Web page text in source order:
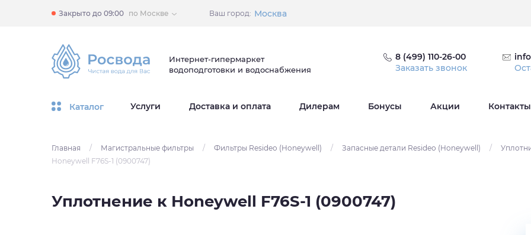
Закрыто до 09:00 по Москве Ваш город: Москва
Интернет-гипермаркет
водоподготовки и водоснабжения
8 (499) 110-26-00
Заказать звонок
Каталог Услуги Доставка и оплата Дилерам Бонусы Акции Контакты
Главная / Магистральные фильтры / Фильтры Resideo (Honeywell) / Запасные детали Resideo (Honeywell) /
Honeywell F76S-1 (0900747)
Уплотнение к Honeywell F76S-1 (0900747)